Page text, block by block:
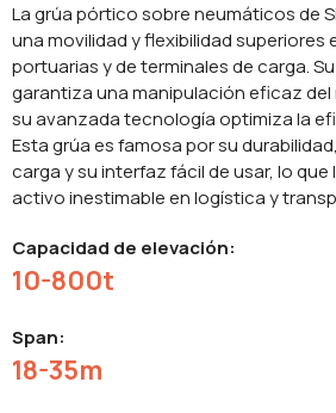
La grúa pórtico sobre neumáticos de
una movilidad y flexibilidad superiores
portuarias y de terminales de carga.
garantiza una manipulación eficaz
su avanzada tecnología optimiza la
Esta grúa es famosa por su
carga y su interfaz fácil de usar, lo
activo inestimable en logística y
Capacidad de elevación:
10-800t
Span:
18-35m